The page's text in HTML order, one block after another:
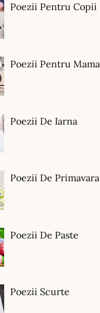
Poezii Pentru Copii
Poezii Pentru Mama
Poezii De Iarna
Poezii De Primavara
Poezii De Paste
Poezii Scurte